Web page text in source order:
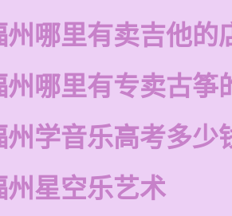
州哪里有卖吉他的
州哪里有专卖古筝
州学音乐高考多少
州星空乐艺术